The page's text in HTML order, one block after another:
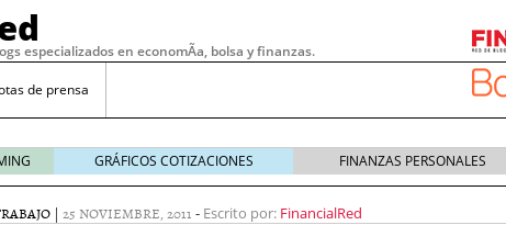
especializados en economÃ­a, bolsa y finanzas.
de prensa
GRÁFICOS COTIZACIONES FINANZAS PERSONALES
| 25 NOVIEMBRE, 2011 - Escrito por: FinancialRed